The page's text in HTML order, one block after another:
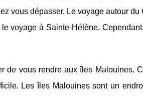
vous dépasser. Le voyage autour du
voyage à Sainte-Hélène.
de vous rendre aux îles Malouines.
Les îles Malouines sont un